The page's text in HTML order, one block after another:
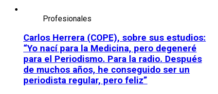
Profesionales
Carlos Herrera (COPE), sobre sus estudios:
“Yo nací para la Medicina, pero degeneré
para el Periodismo. Para la radio. Después
de muchos años, he conseguido ser un
periodista regular, pero feliz”